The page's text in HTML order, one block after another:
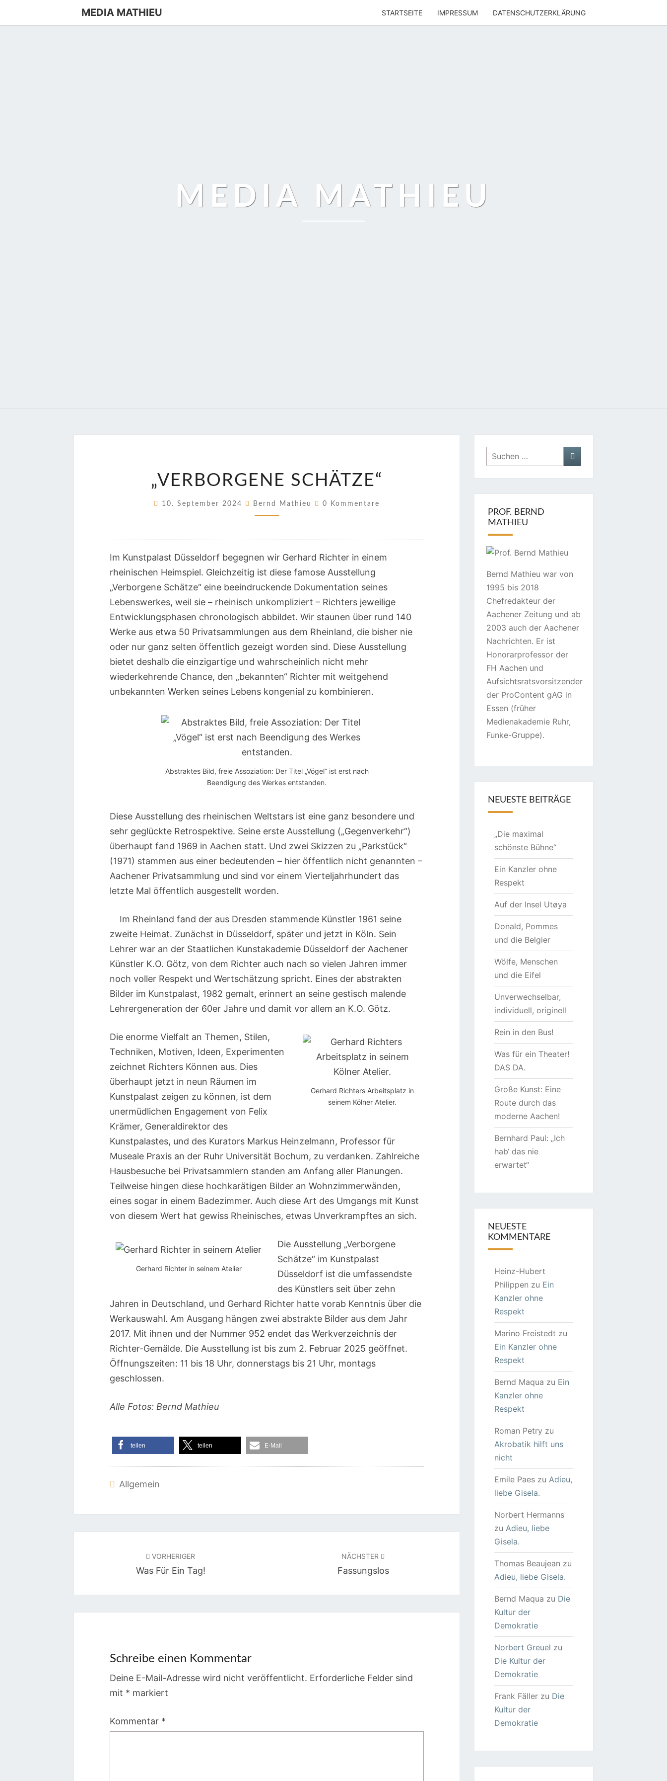
MEDIA MATHIEU STARTSEITE IMPRESSUM DATENSCHUTZERKLÄRUNG
MEDIA MATHIEU
SCHÄTZE“
„VERBORGENE SCHÄTZE“
10. September 2024 Bernd Mathieu Kommentare
0 Kommentare
Im Kunstpalast Düsseldorf begegnen wir Gerhard Richter in einem
rheinischen Heimspiel. Gleichzeitig ist diese famose Ausstellung
„Verborgene Schätze“ eine beeindruckende Dokumentation seines
Lebenswerkes, weil sie – rheinisch unkompliziert – Richters jeweilige
Entwicklungsphasen chronologisch abbildet. Wir staunen über rund 140
Werke aus etwa 50 Privatsammlungen aus dem Rheinland, die bisher nie
oder nur ganz selten öffentlich gezeigt worden sind. Diese Ausstellung
bietet deshalb die einzigartige und wahrscheinlich nicht mehr
wiederkehrende Chance, den „bekannten“ Richter mit weitgehend
unbekannten Werken seines Lebens kongenial zu kombinieren.
Abstraktes Bild, freie Assoziation: Der Titel „Vögel“ ist erst nach
Beendigung des Werkes entstanden.
Diese Ausstellung des rheinischen Weltstars ist eine ganz besondere und
sehr geglückte Retrospektive. Seine erste Ausstellung („Gegenverkehr“)
überhaupt fand 1969 in Aachen statt. Und zwei Skizzen zu „Parkstück“
(1971) stammen aus einer bedeutenden – hier öffentlich nicht genannten –
Aachener Privatsammlung und sind vor einem Vierteljahrhundert das
letzte Mal öffentlich ausgestellt worden.
Im Rheinland fand der aus Dresden stammende Künstler 1961 seine
zweite Heimat. Zunächst in Düsseldorf, später und jetzt in Köln. Sein
Lehrer war an der Staatlichen Kunstakademie Düsseldorf der Aachener
Künstler K.O. Götz, von dem Richter auch nach so vielen Jahren immer
noch voller Respekt und Wertschätzung spricht. Eines der abstrakten
Bilder im Kunstpalast, 1982 gemalt, erinnert an seine gestisch malende
Lehrergeneration der 60er Jahre und damit vor allem an K.O. Götz.
Gerhard Richters Arbeitsplatz in
seinem Kölner Atelier.
Die enorme Vielfalt an Themen, Stilen,
Techniken, Motiven, Ideen, Experimenten
zeichnet Richters Können aus. Dies
überhaupt jetzt in neun Räumen im
Kunstpalast zeigen zu können, ist dem
unermüdlichen Engagement von Felix
Krämer, Generaldirektor des
Kunstpalastes, und des Kurators Markus Heinzelmann, Professor für
Museale Praxis an der Ruhr Universität Bochum, zu verdanken. Zahlreiche
Hausbesuche bei Privatsammlern standen am Anfang aller Planungen.
Teilweise hingen diese hochkarätigen Bilder an Wohnzimmerwänden,
eines sogar in einem Badezimmer. Auch diese Art des Umgangs mit Kunst
von diesem Wert hat gewiss Rheinisches, etwas Unverkrampftes an sich.
Gerhard Richter in seinem Atelier
Die Ausstellung „Verborgene
Schätze“ im Kunstpalast
Düsseldorf ist die umfassendste
des Künstlers seit über zehn
Jahren in Deutschland, und Gerhard Richter hatte vorab Kenntnis über die
Werkauswahl. Am Ausgang hängen zwei abstrakte Bilder aus dem Jahr
2017. Mit ihnen und der Nummer 952 endet das Werkverzeichnis der
Richter-Gemälde. Die Ausstellung ist bis zum 2. Februar 2025 geöffnet.
Öffnungszeiten: 11 bis 18 Uhr, donnerstags bis 21 Uhr, montags
geschlossen.
Alle Fotos: Bernd Mathieu
teilen teilen E-Mail
Allgemein
VORHERIGER
Was Für Ein Tag!
NÄCHSTER
Fassungslos
Schreibe einen Kommentar
Deine E-Mail-Adresse wird nicht veröffentlicht. Erforderliche Felder sind
mit * markiert
Kommentar *
Suchen
nach:
PROF. BERND
MATHIEU
Bernd Mathieu war von
1995 bis 2018
Chefredakteur der
Aachener Zeitung und ab
2003 auch der Aachener
Nachrichten. Er ist
Honorarprofessor der
FH Aachen und
Aufsichtsratsvorsitzender
der ProContent gAG in
Essen (früher
Medienakademie Ruhr,
Funke-Gruppe).
NEUESTE BEITRÄGE
„Die maximal
schönste Bühne“
Ein Kanzler ohne
Respekt
Auf der Insel Utøya
Donald, Pommes
und die Belgier
Wölfe, Menschen
und die Eifel
Unverwechselbar,
individuell, originell
Rein in den Bus!
Was für ein Theater!
DAS DA.
Große Kunst: Eine
Route durch das
moderne Aachen!
Bernhard Paul: „Ich
hab‘ das nie
erwartet“
NEUESTE
KOMMENTARE
Heinz-Hubert
Philippen zu Ein
Kanzler ohne
Respekt
Marino Freistedt zu
Ein Kanzler ohne
Respekt
Bernd Maqua zu Ein
Kanzler ohne
Respekt
Roman Petry zu
Akrobatik hilft uns
nicht
Emile Paeszu Adieu,
liebe Gisela.
Norbert Hermanns
zu Adieu, liebe
Gisela.
Thomas Beaujean zu
Adieu, liebe Gisela.
Bernd Maqua zu Die
Kultur der
Demokratie
Norbert Greuel zu
Die Kultur der
Demokratie
Frank Fällerzu Die
Kultur der
Demokratie